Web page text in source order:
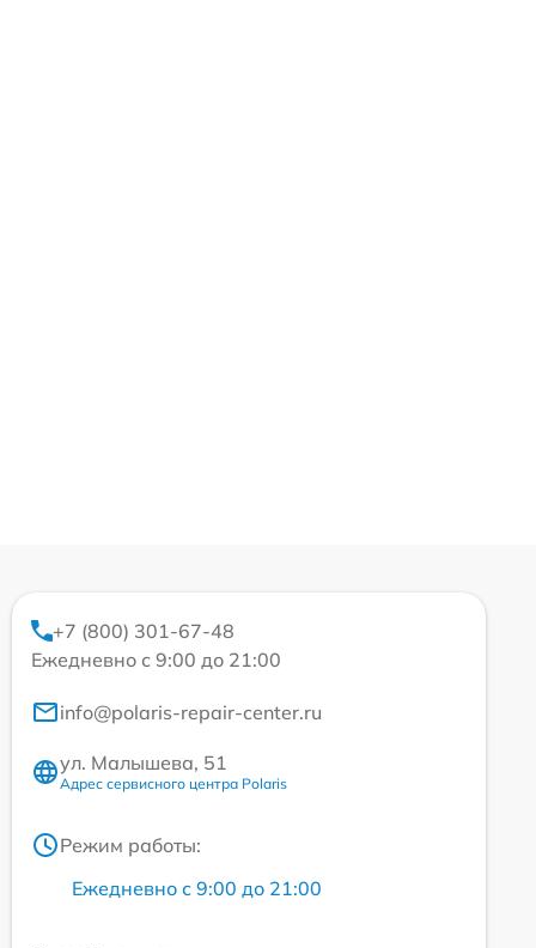
+7 (800) 301-67-48
Ежедневно с 9:00 до 21:00
info@polaris-repair-center.ru
ул. Малышева, 51
Адрес сервисного центра Polaris
Режим работы:
Ежедневно с 9:00 до 21:00